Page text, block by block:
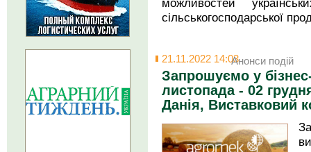
сільськогосподарської
21.11.2022 14:03Анонси подій
Запрошуємо у
листопада - 02
Данія, Виставковий